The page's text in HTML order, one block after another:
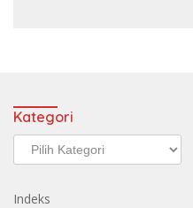
Kategori
Kategori
Indeks